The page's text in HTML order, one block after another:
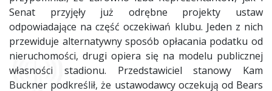
Senat przyjęły już odrębne projekty ustaw
odpowiadające na część oczekiwań klubu. Jeden z nich
przewiduje alternatywny sposób opłacania podatku od
nieruchomości, drugi opiera się na modelu publicznej
własności stadionu. Przedstawiciel stanowy Kam
Buckner podkreślił, że ustawodawcy oczekują od Bears